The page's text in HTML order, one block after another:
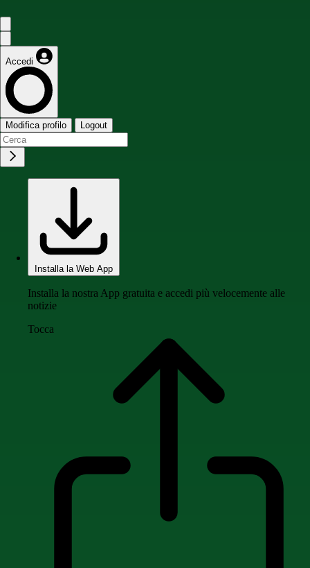
Accedi
Modifica profilo Logout
Installa la Web App
Installa la nostra App gratuita e accedi più velocemente alle
notizie
Tocca